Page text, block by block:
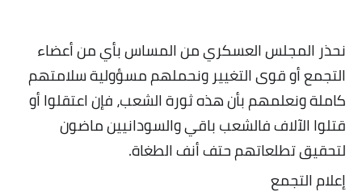
نحذر المجلس العسكري من المساس بأي من أعضاء
التجمع أو قوى التغيير ونحملهم مسؤولية سلامتهم
كاملة ونعلمهم بأن هذه ثورة الشعب، فإن اعتقلوا أو
قتلوا الآلاف فالشعب باقي والسودانيين ماضون
لتحقيق تطلعاتهم حتف أنف الطغاة.
إعلام التجمع